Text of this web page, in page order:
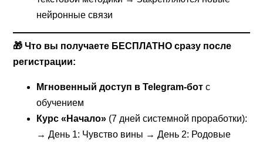
нейронные связи
🎁 Что вы получаете БЕСПЛАТНО сразу после
регистрации:
Мгновенный доступ в Telegram-ботс
обучением
Курс «Начало»(7 дней системной проработки):
→ День 1: Чувство вины → День 2: Родовые